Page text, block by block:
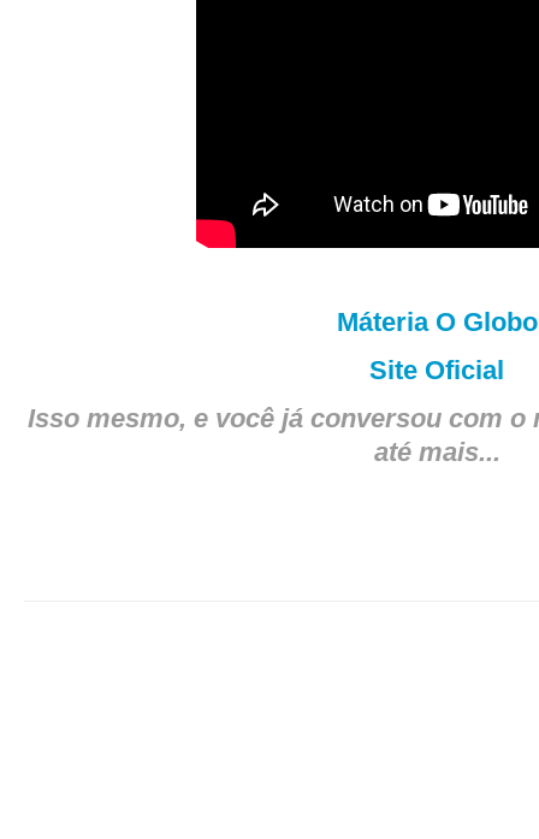
Máteria O Globo
Site Oficial
Isso mesmo, e você já conversou com o
até mais...